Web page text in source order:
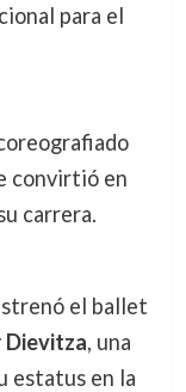
para el
convirtió en
carrera.
el ballet
Dievitza, una
estatus en la